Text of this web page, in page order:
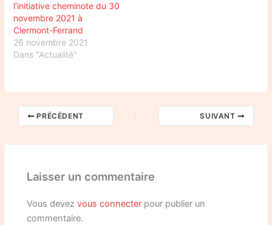
l’initiative cheminote du 30
novembre 2021 à
Clermont-Ferrand
26 novembre 2021
Dans "Actualité"
PRÉCÉDENT SUIVANT
Laisser un commentaire
Vous devezvous connecter pour publier un
commentaire.